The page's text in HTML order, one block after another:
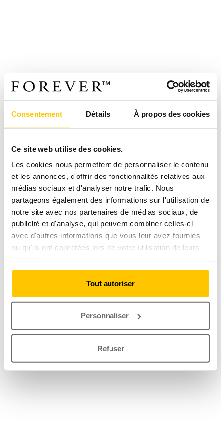
Consentement Détails À propos des cookies
Ce site web utilise des cookies.
Les cookies nous permettent de personnaliser le contenu
et les annonces, d'offrir des fonctionnalités relatives aux
médias sociaux et d'analyser notre trafic. Nous
partageons également des informations sur l'utilisation de
notre site avec nos partenaires de médias sociaux, de
publicité et d'analyse, qui peuvent combiner celles-ci
avec d'autres informations que vous leur avez fournies
ou qu'ils ont collectées lors de votre utilisation de leurs
Tout autoriser
Personnaliser
Refuser